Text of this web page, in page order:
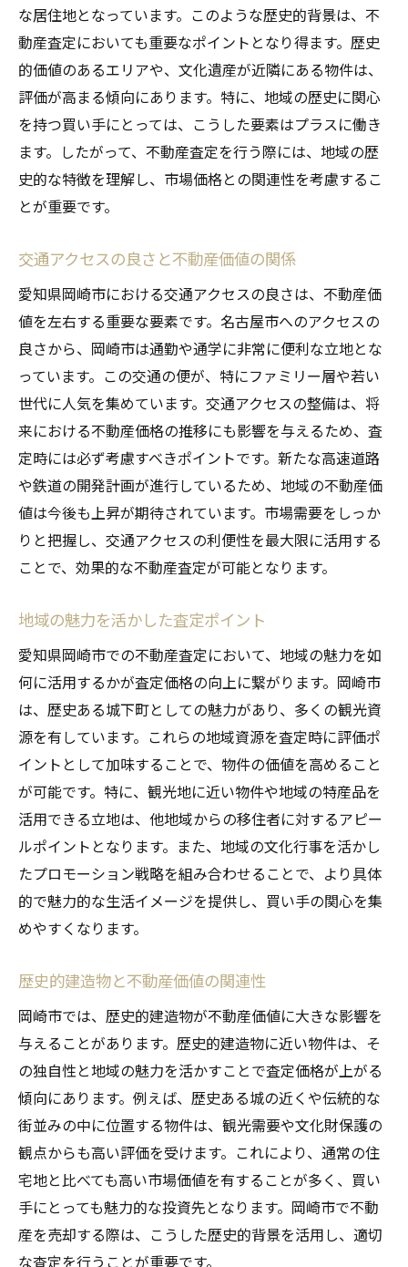
な居住地となっています。このような歴史的背景は、不
動産査定においても重要なポイントとなり得ます。歴史
的価値のあるエリアや、文化遺産が近隣にある物件は、
評価が高まる傾向にあります。特に、地域の歴史に関心
を持つ買い手にとっては、こうした要素はプラスに働き
ます。したがって、不動産査定を行う際には、地域の歴
史的な特徴を理解し、市場価格との関連性を考慮するこ
とが重要です。
交通アクセスの良さと不動産価値の関係
愛知県岡崎市における交通アクセスの良さは、不動産価
値を左右する重要な要素です。名古屋市へのアクセスの
良さから、岡崎市は通勤や通学に非常に便利な立地とな
っています。この交通の便が、特にファミリー層や若い
世代に人気を集めています。交通アクセスの整備は、将
来における不動産価格の推移にも影響を与えるため、査
定時には必ず考慮すべきポイントです。新たな高速道路
や鉄道の開発計画が進行しているため、地域の不動産価
値は今後も上昇が期待されています。市場需要をしっか
りと把握し、交通アクセスの利便性を最大限に活用する
ことで、効果的な不動産査定が可能となります。
地域の魅力を活かした査定ポイント
愛知県岡崎市での不動産査定において、地域の魅力を如
何に活用するかが査定価格の向上に繋がります。岡崎市
は、歴史ある城下町としての魅力があり、多くの観光資
源を有しています。これらの地域資源を査定時に評価ポ
イントとして加味することで、物件の価値を高めること
が可能です。特に、観光地に近い物件や地域の特産品を
活用できる立地は、他地域からの移住者に対するアピー
ルポイントとなります。また、地域の文化行事を活かし
たプロモーション戦略を組み合わせることで、より具体
的で魅力的な生活イメージを提供し、買い手の関心を集
めやすくなります。
歴史的建造物と不動産価値の関連性
岡崎市では、歴史的建造物が不動産価値に大きな影響を
与えることがあります。歴史的建造物に近い物件は、そ
の独自性と地域の魅力を活かすことで査定価格が上がる
傾向にあります。例えば、歴史ある城の近くや伝統的な
街並みの中に位置する物件は、観光需要や文化財保護の
観点からも高い評価を受けます。これにより、通常の住
宅地と比べても高い市場価値を有することが多く、買い
手にとっても魅力的な投資先となります。岡崎市で不動
産を売却する際は、こうした歴史的背景を活用し、適切
な査定を行うことが重要です。